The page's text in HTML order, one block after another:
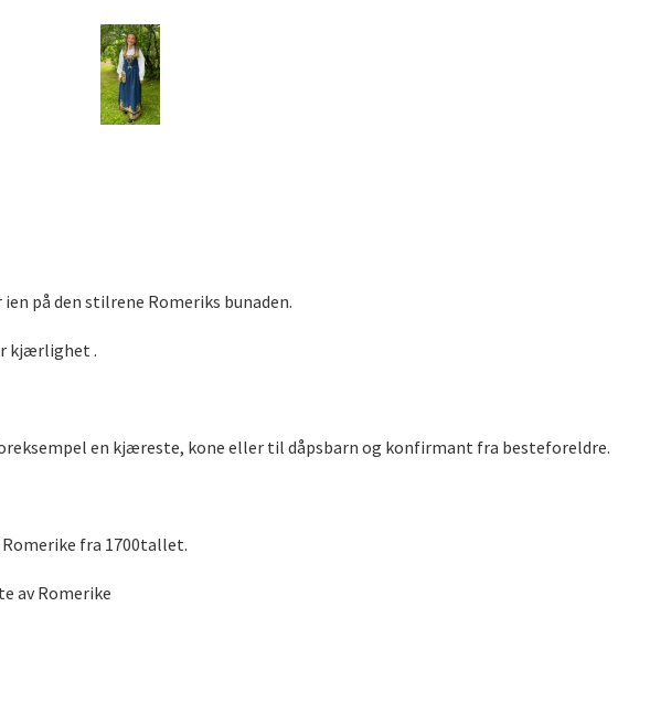
på den stilrene Romeriks bunaden.
kjærlighet .
en kjæreste, kone eller til dåpsbarn og konfirmant fra besteforeldre.
fra 1700tallet.
av Romerike